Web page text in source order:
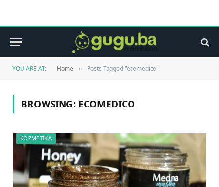
YOU ARE AT: Home » Posts Tagged "ecomedico"
BROWSING: ECOMEDICO
KOZMETIKA